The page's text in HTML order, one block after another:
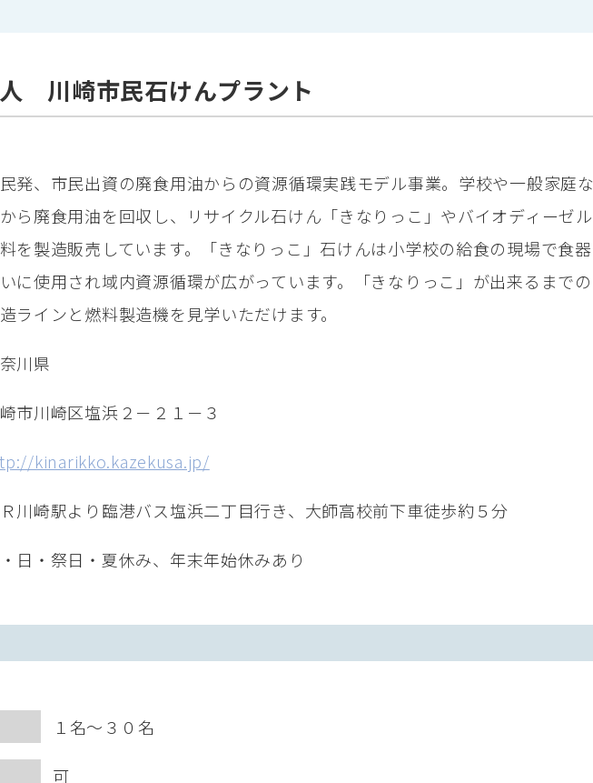
川崎市民石けんプラント
発、市民出資の廃食用油からの資源循環実践モデル事業。学校や一般家庭な
ら廃食用油を回収し、リサイクル石けん「きなりっこ」やバイオディーゼル
を製造販売しています。「きなりっこ」石けんは小学校の給食の現場で食器
に使用され域内資源循環が広がっています。「きなりっこ」が出来るまでの
ラインと燃料製造機を見学いただけます。
川県
市川崎区塩浜２－２１－３
kinarikko.kazekusa.jp/
川崎駅より臨港バス塩浜二丁目行き、大師高校前下車徒歩約５分
日・祭日・夏休み、年末年始休みあり
１名～３０名
可